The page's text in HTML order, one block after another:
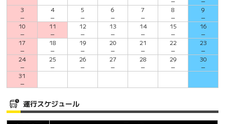
3
－
4
－
5
－
6
－
7
－
8
－
9
－
10
－
11
－
12
－
13
－
14
－
15
－
16
－
17
－
18
－
19
－
20
－
21
－
22
－
23
－
24
－
25
－
26
－
27
－
28
－
29
－
30
－
31
－
運行スケジュール